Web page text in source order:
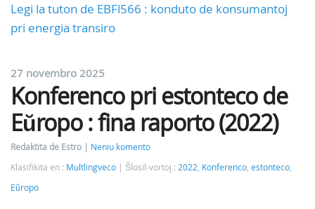
Legi la tuton de EBFl566 : konduto de konsumantoj
pri energia transiro
27 novembro 2025
Konferenco pri estonteco de
Eŭropo : fina raporto (2022)
Redaktita de Estro
Neniu komento
Klasifikita en : Multlingveco Ŝlosil-vortoj : 2022, Konferenco, estonteco,
Eŭropo